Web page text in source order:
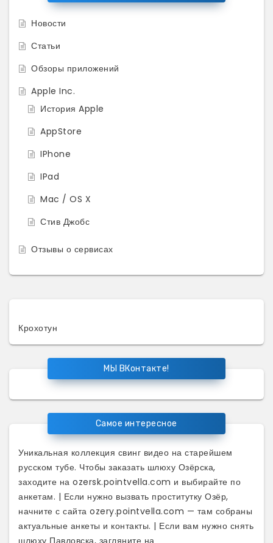
Новости
Статьи
Обзоры приложений
Apple Inc.
История Apple
AppStore
IPhone
IPad
Mac / OS X
Стив Джобс
Отзывы о сервисах
Крохотун
МЫ ВКонтакте!
Самое интересное
Уникальная коллекция свинг видео на старейшем
русском тубе. Чтобы заказать шлюху Озёрска,
заходите на ozersk.pointvella.com и выбирайте по
анкетам. | Если нужно вызвать проститутку Озёр,
начните с сайта ozery.pointvella.com — там собраны
актуальные анкеты и контакты. | Если вам нужно снять
шлюху Павловска, загляните на